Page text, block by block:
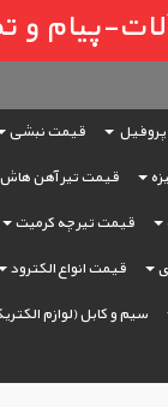
و تماس
قیمت نبشی
قیمت تیر آهن هاش H
قیمت تیرچه کرمیت
قیمت انواع الکترود
سیم و کابل (لوازم